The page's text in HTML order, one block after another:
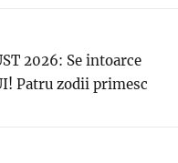
2026: Se intoarce
Patru zodii primesc